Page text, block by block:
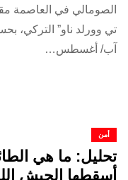
الصومالي في العاصمة
آب/ أغسطس…
أمن
تحليل: ما هي
أسقطها الجيش